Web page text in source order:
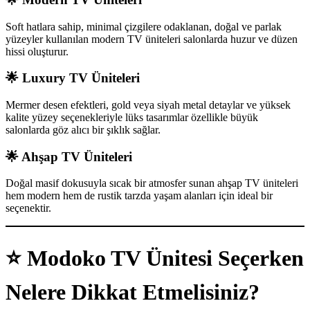
Soft hatlara sahip, minimal çizgilere odaklanan, doğal ve parlak
yüzeyler kullanılan modern TV üniteleri salonlarda huzur ve düzen
hissi oluşturur.
🌟 Luxury TV Üniteleri
Mermer desen efektleri, gold veya siyah metal detaylar ve yüksek
kalite yüzey seçenekleriyle lüks tasarımlar özellikle büyük
salonlarda göz alıcı bir şıklık sağlar.
🌟 Ahşap TV Üniteleri
Doğal masif dokusuyla sıcak bir atmosfer sunan ahşap TV üniteleri
hem modern hem de rustik tarzda yaşam alanları için ideal bir
seçenektir.
⭐Modoko TV Ünitesi Seçerken
Nelere Dikkat Etmelisiniz?